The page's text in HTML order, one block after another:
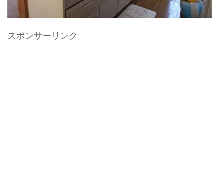
スポンサーリンク